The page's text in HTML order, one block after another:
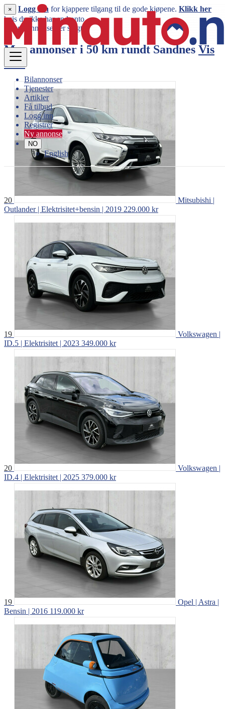
Bilannonser
Tjenester
Artikler
Få tilbud
Logg inn
Registrer
Ny annonse
NO
English
× Logg inn for kjappere tilgang til de gode kjøpene. Klikk her
hvis du ikke har en konto.
Denne annonsen er solgt
Mer annonser i 50 km rundtSandnes Vis
mer
20
Mitsubishi |
Outlander | Elektrisitet+bensin | 2019 229.000 kr
19
Volkswagen |
ID.5 | Elektrisitet | 2023 349.000 kr
20
Volkswagen |
ID.4 | Elektrisitet | 2025 379.000 kr
19
Opel | Astra |
Bensin | 2016 119.000 kr